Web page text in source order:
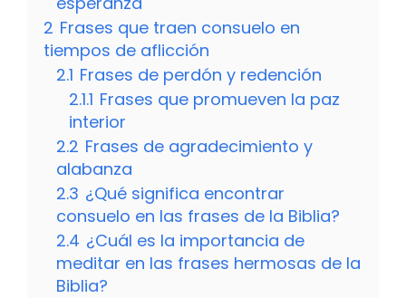
2 Frases que traen consuelo en
tiempos de aflicción
2.1 Frases de perdón y redención
2.1.1 Frases que promueven la paz
interior
2.2 Frases de agradecimiento y
alabanza
2.3 ¿Qué significa encontrar
consuelo en las frases de la Biblia?
2.4 ¿Cuál es la importancia de
meditar en las frases hermosas de la
Biblia?